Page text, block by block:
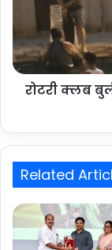
रोटरी क्लब
Related